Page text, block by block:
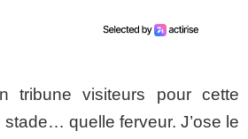
tribune visiteurs pour cette
quelle ferveur. J’ose le